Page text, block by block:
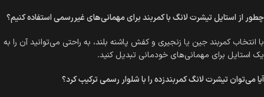
چطور از استایل تیشرت لانگ با کمربند برای مهمانی‌های غیررسمی استفاده کنیم؟
با انتخاب کمربند جین یا زنجیری و کفش پاشنه بلند، به راحتی می‌توانید آن را به
یک استایل برای مهمانی‌های خودمانی تبدیل کنید.
آیا می‌توان تیشرت لانگ کمربندزده را با شلوار رسمی ترکیب کرد؟